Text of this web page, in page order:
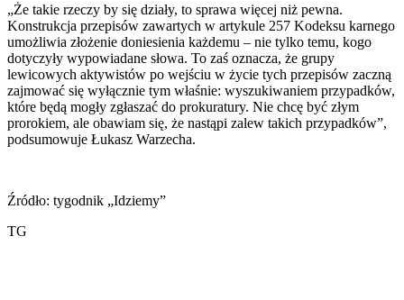
„Że takie rzeczy by się działy, to sprawa więcej niż pewna.
Konstrukcja przepisów zawartych w artykule 257 Kodeksu karnego
umożliwia złożenie doniesienia każdemu – nie tylko temu, kogo
dotyczyły wypowiadane słowa. To zaś oznacza, że grupy
lewicowych aktywistów po wejściu w życie tych przepisów zaczną
zajmować się wyłącznie tym właśnie: wyszukiwaniem przypadków,
które będą mogły zgłaszać do prokuratury. Nie chcę być złym
prorokiem, ale obawiam się, że nastąpi zalew takich przypadków”,
podsumowuje Łukasz Warzecha.
Źródło: tygodnik „Idziemy”
TG